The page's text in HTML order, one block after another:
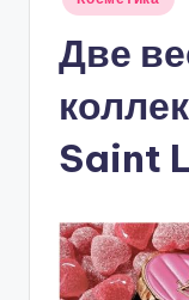
Две
Saint